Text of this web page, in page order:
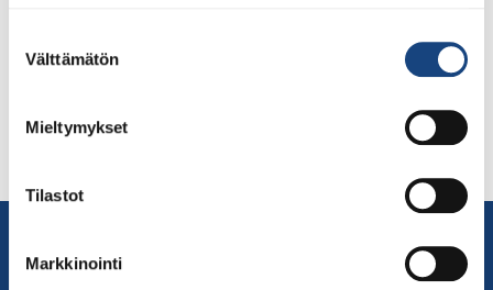
valinta
Välttämätön
Mieltymykset
Tilastot
Markkinointi
syntymäpäivänä 28.10. Vaikeista ajoista selvitään
Covid-19-pandemista. Jokainen epidemia -aalto on
näyttänyt oleva viimeinen, mutta seuraava aalto on aina